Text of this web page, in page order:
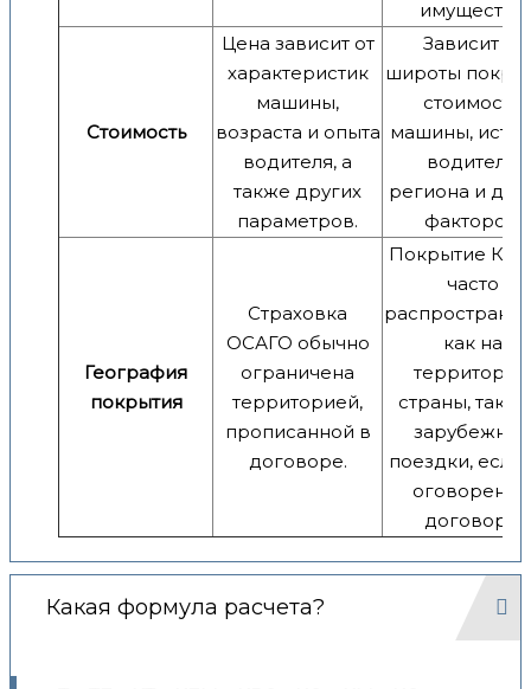
имуществу.
Стоимость
Цена зависит от
характеристик
машины,
возраста и опыта
водителя, а
также других
параметров.
Зависит от
широты
стоимости
машины,
водителя,
региона и
факторов.
География
покрытия
Страховка
ОСАГО обычно
ограничена
территорией,
прописанной в
договоре.
Покрытие
часто
как на
страны, так и
поездки, если
оговорено
договоре.
Какая формула расчета?